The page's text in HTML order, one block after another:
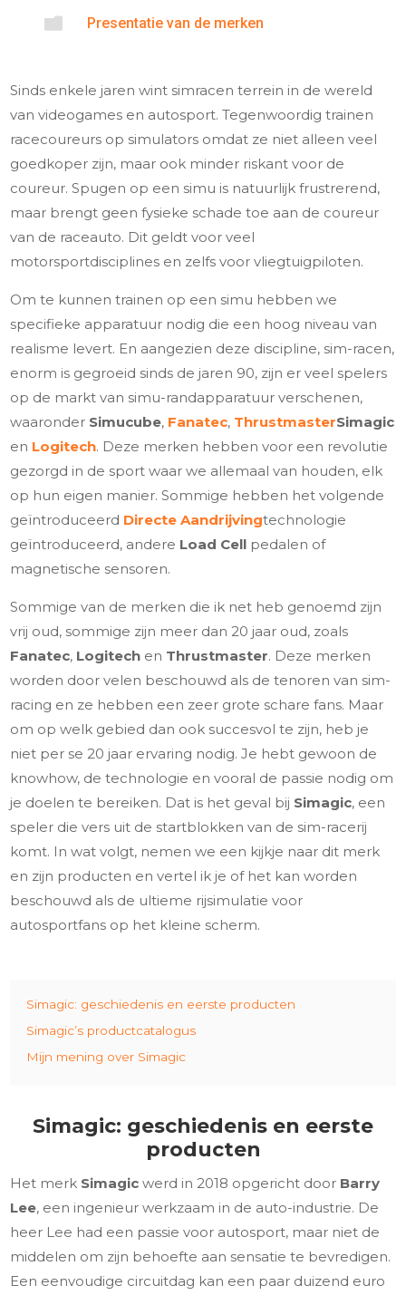
 Presentatie van de merken
Sinds enkele jaren wint simracen terrein in de wereld
van videogames en autosport. Tegenwoordig trainen
racecoureurs op simulators omdat ze niet alleen veel
goedkoper zijn, maar ook minder riskant voor de
coureur. Spugen op een simu is natuurlijk frustrerend,
maar brengt geen fysieke schade toe aan de coureur
van de raceauto. Dit geldt voor veel
motorsportdisciplines en zelfs voor vliegtuigpiloten.
Om te kunnen trainen op een simu hebben we
specifieke apparatuur nodig die een hoog niveau van
realisme levert. En aangezien deze discipline, sim-racen,
enorm is gegroeid sinds de jaren 90, zijn er veel spelers
op de markt van simu-randapparatuur verschenen,
waaronder Simucube, Fanatec, ThrustmasterSimagic
en Logitech. Deze merken hebben voor een revolutie
gezorgd in de sport waar we allemaal van houden, elk
op hun eigen manier. Sommige hebben het volgende
geïntroduceerd Directe Aandrijvingtechnologie
geïntroduceerd, andere Load Cell pedalen of
magnetische sensoren.
Sommige van de merken die ik net heb genoemd zijn
vrij oud, sommige zijn meer dan 20 jaar oud, zoals
Fanatec, Logitech en Thrustmaster. Deze merken
worden door velen beschouwd als de tenoren van sim-
racing en ze hebben een zeer grote schare fans. Maar
om op welk gebied dan ook succesvol te zijn, heb je
niet per se 20 jaar ervaring nodig. Je hebt gewoon de
knowhow, de technologie en vooral de passie nodig om
je doelen te bereiken. Dat is het geval bij Simagic, een
speler die vers uit de startblokken van de sim-racerij
komt. In wat volgt, nemen we een kijkje naar dit merk
en zijn producten en vertel ik je of het kan worden
beschouwd als de ultieme rijsimulatie voor
autosportfans op het kleine scherm.
Simagic: geschiedenis en eerste producten
Simagic’s productcatalogus
Mijn mening over Simagic
Simagic: geschiedenis en eerste
producten
Het merk Simagicwerd in 2018 opgericht door Barry
Lee, een ingenieur werkzaam in de auto-industrie. De
heer Lee had een passie voor autosport, maar niet de
middelen om zijn behoefte aan sensatie te bevredigen.
Een eenvoudige circuitdag kan een paar duizend euro